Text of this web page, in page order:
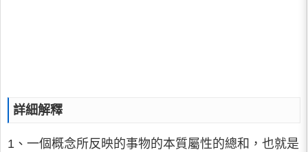
詳細解釋
1、一個概念所反映的事物的本質屬性的總和，也就是